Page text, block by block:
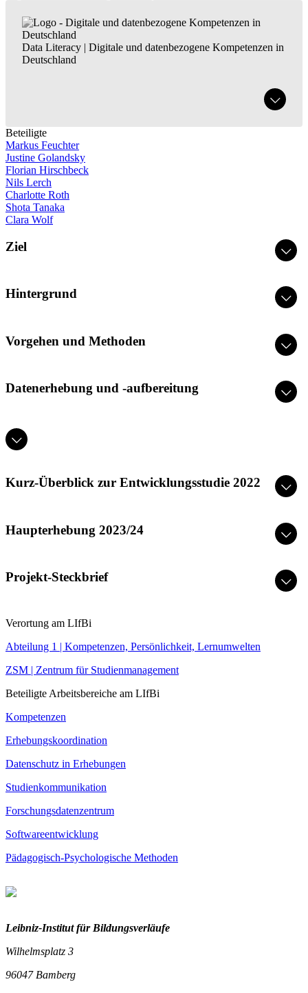
Data Literacy | Digitale und datenbezogene Kompetenzen in
Deutschland
Beteiligte
Markus Feuchter
Justine Golandsky
Florian Hirschbeck
Nils Lerch
Charlotte Roth
Shota Tanaka
Clara Wolf
Ziel
Hintergrund
Vorgehen und Methoden
Datenerhebung und -aufbereitung
Kurz-Überblick zur Entwicklungsstudie 2022
Haupterhebung 2023/24
Projekt-Steckbrief
Verortung am LIfBi
Abteilung 1 | Kompetenzen, Persönlichkeit, Lernumwelten
ZSM | Zentrum für Studienmanagement
Beteiligte Arbeitsbereiche am LIfBi
Kompetenzen
Erhebungskoordination
Datenschutz in Erhebungen
Studienkommunikation
Forschungsdatenzentrum
Softwareentwicklung
Pädagogisch-Psychologische Methoden
Leibniz-Institut für Bildungsverläufe
Wilhelmsplatz 3
96047 Bamberg